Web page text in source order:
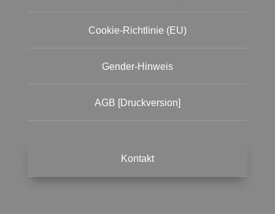
Cookie-Richtlinie (EU)
Gender-Hinweis
AGB [Druckversion]
Kontakt